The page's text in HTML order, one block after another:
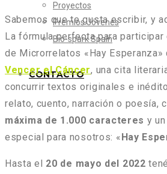
Proyectos
Premios Jóvenes
Bio-spark Spain
CONTACTO
Sabemos que te gusta escribir, y
La fórmula perfecta para participar
de Microrrelatos «Hay Esperanza»
Vencer el Cáncer, una cita
concurrir textos originales e
relato, cuento, narración o poesía,
máxima de 1.000 caracteres y
especial para nosotros: « Hay
Hasta el 20 de mayo del 2022